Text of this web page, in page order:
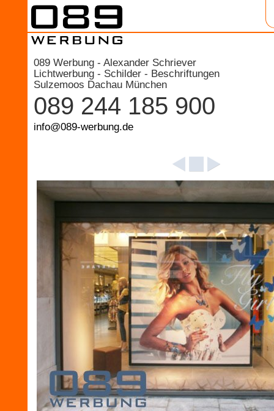
089 Werbung - Alexander Schriever
Lichtwerbung - Schilder - Beschriftungen
Sulzemoos Dachau München
089 244 185 900
info@089-werbung.de